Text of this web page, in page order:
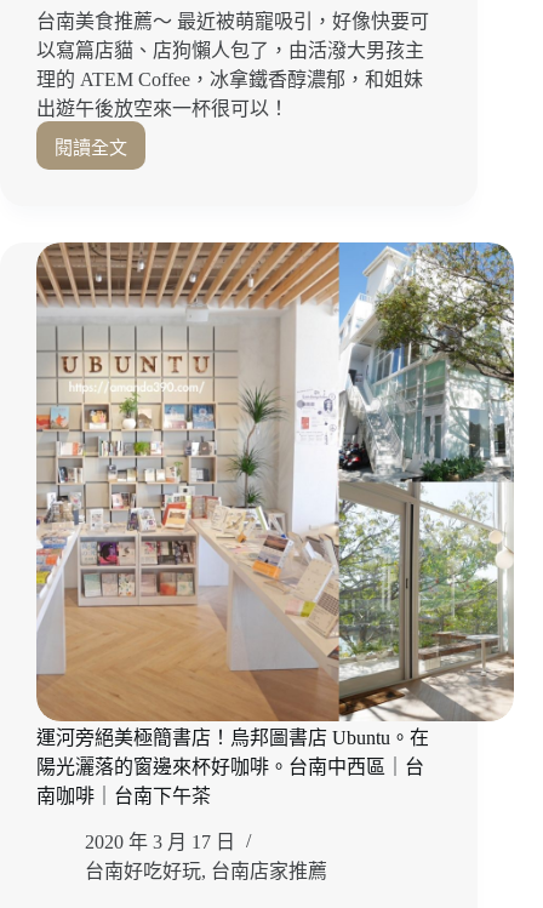
食
｜
台
南
新
化
區
台南美食推薦～ 最近被萌寵吸引，好像快要可
以寫篇店貓、店狗懶人包了，由活潑大男孩主
理的 ATEM Coffee，冰拿鐵香醇濃郁，和姐妹
出遊午後放空來一杯很可以！
閱讀全文
貓
超
療
癒
咪
咖
啡
廳
『ATEM
Coffee』
每
日
限
量
點
來！
台
南
美
｜
台
運河旁絕美極簡書店！烏邦圖書店 Ubuntu。在
陽光灑落的窗邊來杯好咖啡。台南中西區｜台
南咖啡｜台南下午茶
2020 年 3 月 17 日
台南好吃好玩, 台南店家推薦